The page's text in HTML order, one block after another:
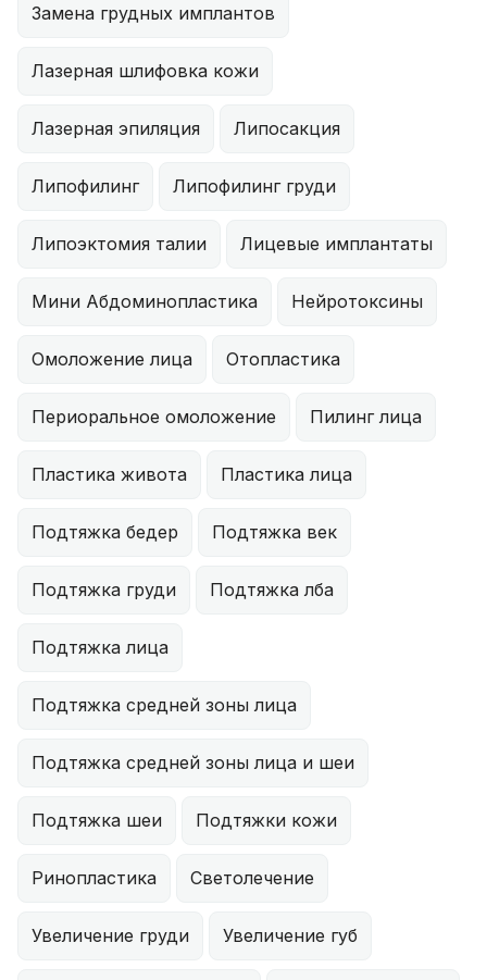
Замена грудных имплантов
Лазерная шлифовка кожи
Лазерная эпиляция Липосакция
Липофилинг Липофилинг груди
Липоэктомия талии Лицевые имплантаты
Мини Абдоминопластика Нейротоксины
Омоложение лица Отопластика
Периоральное омоложение Пилинг лица
Пластика живота Пластика лица
Подтяжка бедер Подтяжка век
Подтяжка груди Подтяжка лба
Подтяжка лица
Подтяжка средней зоны лица
Подтяжка средней зоны лица и шеи
Подтяжка шеи Подтяжки кожи
Ринопластика Светолечение
Увеличение груди Увеличение губ